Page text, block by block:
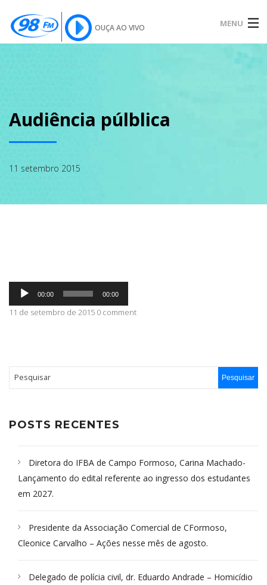
OUÇA AO VIVO MENU
SOBRE
PODCAST
ABRANGÊNCIA
Audiência púlblica
11 setembro 2015
Tocador
áudio
00:00 00:00
11 de setembro de 2015 0 comment
POSTS RECENTES
Diretora do IFBA de Campo Formoso, Carina Machado-
Lançamento do edital referente ao ingresso dos estudantes
em 2027.
Presidente da Associação Comercial de CFormoso,
Cleonice Carvalho – Ações nesse mês de agosto.
Delegado de polícia civil, dr. Eduardo Andrade – Homicídio